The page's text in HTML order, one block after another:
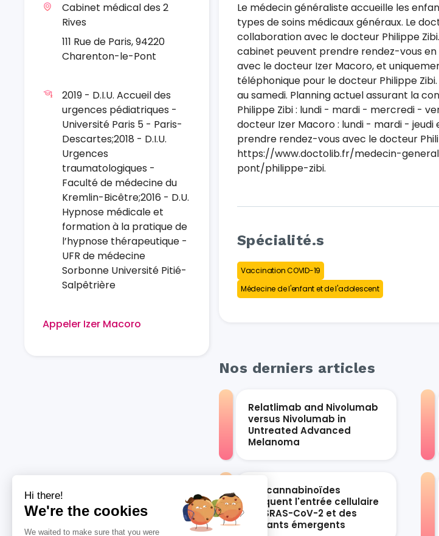
Cabinet médical des 2
Rives
111 Rue de Paris, 94220
Charenton-le-Pont
2019 - D.I.U. Accueil des
urgences pédiatriques -
Université Paris 5 - Paris-
Descartes;2018 - D.I.U.
Urgences
traumatologiques -
Faculté de médecine du
Kremlin-Bicêtre;2016 - D.U.
Hypnose médicale et
formation à la pratique de
l’hypnose thérapeutique -
UFR de médecine
Sorbonne Université Pitié-
Salpêtrière
Appeler Izer Macoro
Le médecin généraliste accueille les
types de soins médicaux généraux. Le
collaboration avec le docteur Philippe
cabinet peuvent prendre rendez-vous
avec le docteur Izer Macoro, et
téléphonique pour le docteur Philippe
au samedi. Planning actuel assurant la
Philippe Zibi : lundi - mardi - mercredi -
docteur Izer Macoro : lundi - mardi - jeudi
prendre rendez-vous avec le docteur
https://www.doctolib.fr/medecin-
pont/philippe-zibi.
Spécialité.s
Vaccination COVID-19
Médecine de l'enfant et de l'adolescent
Nos derniers articles
Relatlimab and Nivolumab
versus Nivolumab in
Untreated Advanced
Melanoma
Les cannabinoïdes
bloquent l'entrée cellulaire
du SRAS-CoV-2 et des
variants émergents
Hi there!
We're the cookies
We waited to make sure that you were